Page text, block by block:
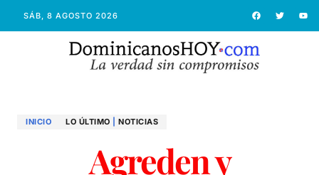
SÁB, 8 AGOSTO 2026
INICIO LO ÚLTIMO NOTICIAS
Agreden y